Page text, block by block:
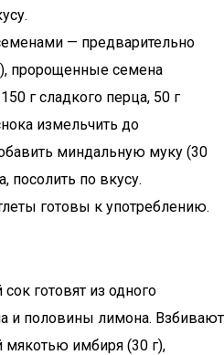
— предварительно
пророщенные семена
г сладкого перца, 50 г
измельчить до
миндальную муку (30
посолить по вкусу.
готовы к употреблению.
готовят из одного
и половины лимона. Взбивают
мякотью имбиря (30 г),